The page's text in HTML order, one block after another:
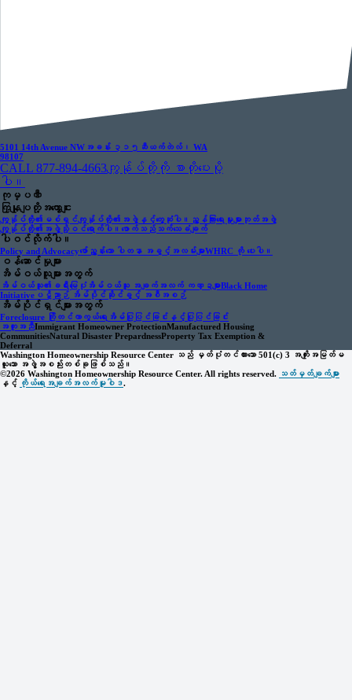
5101 14th Avenue NW အခန်း ၃၁၅ ဆီယက်တဲလ်၊ WA
98107
CALL 877-894-4663ကျွန်ုပ်တို့ကို စာတိုပေးပို့
ပါ။
ကုမ္ပဏီ
ကြှနျုပျတို့အကွောငျး
ကျွန်ုပ်တို့၏မစ်ရှင်ကျွန်ုပ်တို့၏အဖွဲ့နှင့်တွေ့ဆုံပါ။
ညွှန်ကြားရေးမှုးများဘုတ်အဖွဲ့
ကျွန်ုပ်တို့၏အဖွဲ့သို့ဝင်ရောက်ပါ။ ဖောက်သည်သက်သေခံချက်
ပါဝင်လိုက်ပါ။
Policy and Advocacyဖော်ညွှန်းသော ပါတနာ အခွင့်အလမ်းများWHRC ကို ပေးပါ။
ဝန်ဆောင်မှုများ
အိမ်ဝယ်သူများအတွက်
အိမ်ဝယ်သူ၏ခရီးမြေပုံအိမ်ဝယ်သူ အချက်အလက် ကဏ္ဍများBlack Home
Initiative ပဋိညာဉ် အိမ်ပိုင်ဆိုင်ခွင့် အစီအစဉ်
အိမ်ပိုင်ရှင်များအတွက်
Foreclosure ကြိုတင်ကာကွယ်ရေး အိမ်ပြုပြင်ခြင်းနှင့်ပြုပြင်ခြင်း
အကူအညီImmigrant Homeowner ProtectionManufactured Housing
CommunitiesNatural Disaster PrepardnessProperty Tax Exemption &
Deferral
Washington Homeownership Resource Center သည် မှတ်ပုံတင်ထားသော 501(c) 3 အကျိုးအမြတ်မ
ယူသော အဖွဲ့အစည်းတစ်ခုဖြစ်သည်။
©2026 Washington Homeownership Resource Center. All rights reserved. သတ်မှတ်ချက်များ
နှင့် ကိုယ်ရေးအချက်အလက်မူဝါဒ.